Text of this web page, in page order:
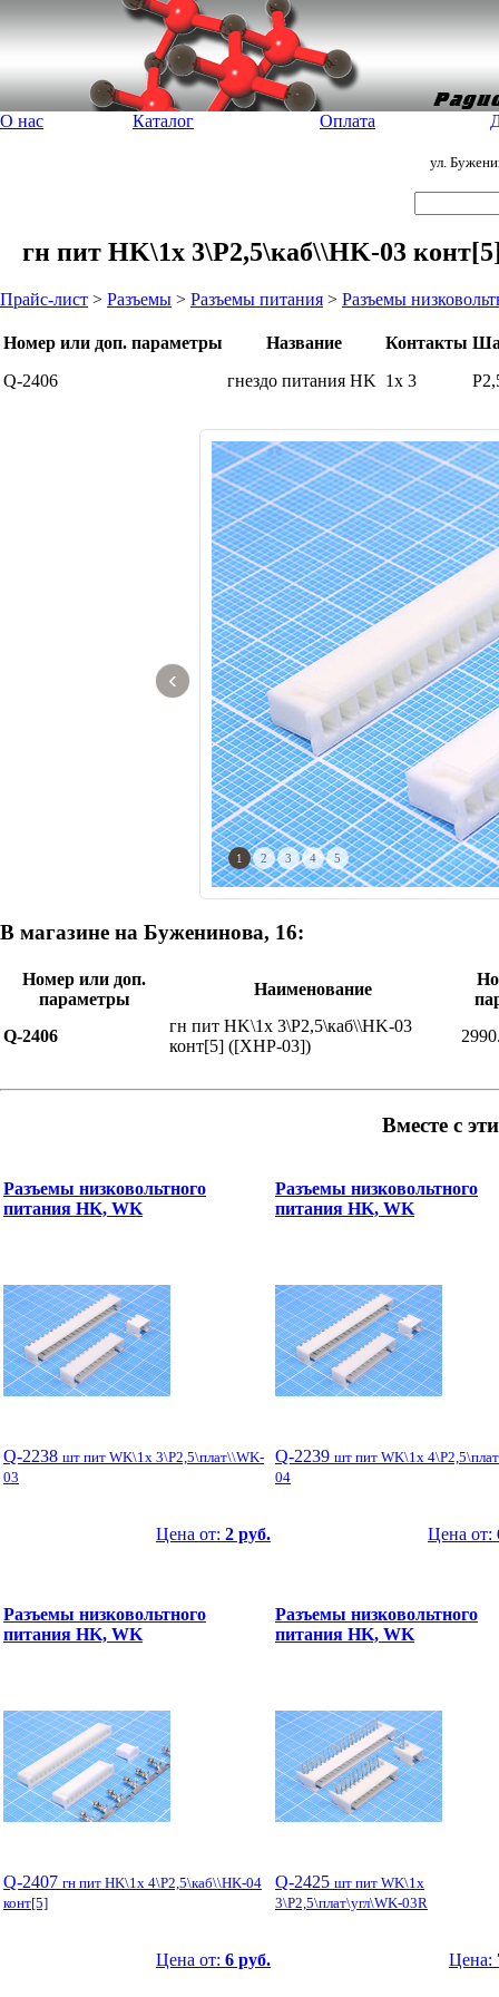
О нас Каталог Оплата
ул.
гн пит HK\1x 3\P2,5\каб\\HK-03
Прайс-лист > Разъемы > Разъемы питания > Разъемы
Номер или доп. параметры Название Контакты
Q-2406
гнездо питания HK 1x 3
‹
1 2 3 4 5
В магазине на Буженинова, 16:
Номер или доп.
параметры
Наименование
Q-2406
гн пит HK\1x 3\P2,5\каб\\HK-03
конт[5] ([XHP-03])
Вместе с
Разъемы низковольтного
питания HK, WK
Q-2238 шт пит WK\1x 3\P2,5\плат\\WK-
03
Цена от: 2 руб.
Разъемы низковольтного
питания HK, WK
Q-2239 шт пит WK\1x
04
Цена от:
Разъемы низковольтного
питания HK, WK
Q-2407 гн пит HK\1x 4\P2,5\каб\\HK-04
конт[5]
Цена от: 6 руб.
Разъемы низковольтного
питания HK, WK
Q-2425 шт пит WK\1x
3\P2,5\плат\угл\WK-03R
Цена: